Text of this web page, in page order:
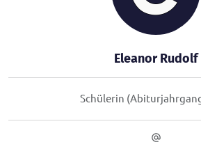
Eleanor Rudolf
Schülerin